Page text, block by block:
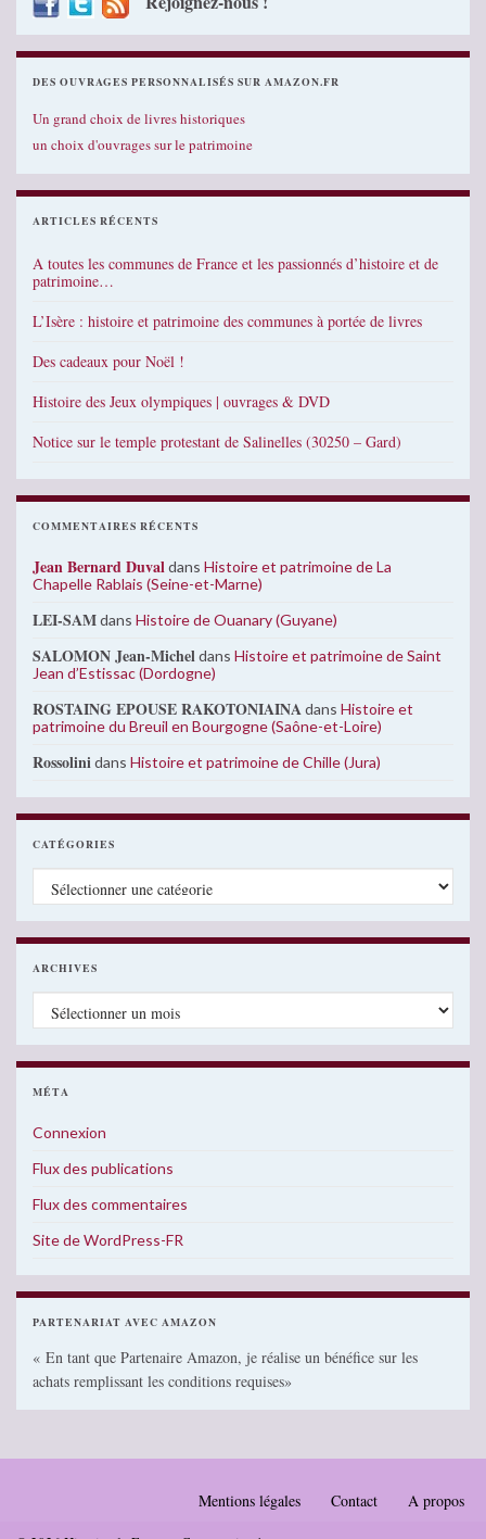
DES OUVRAGES PERSONNALISÉS SUR AMAZON.FR
Un grand choix de livres historiques
un choix d'ouvrages sur le patrimoine
ARTICLES RÉCENTS
A toutes les communes de France et les passionnés d’histoire et de
patrimoine…
L’Isère : histoire et patrimoine des communes à portée de livres
Des cadeaux pour Noël !
Histoire des Jeux olympiques | ouvrages & DVD
Notice sur le temple protestant de Salinelles (30250 – Gard)
COMMENTAIRES RÉCENTS
Jean Bernard Duvaldans Histoire et patrimoine de La
Chapelle Rablais (Seine-et-Marne)
LEI-SAMdans Histoire de Ouanary (Guyane)
SALOMON Jean-Micheldans Histoire et patrimoine de Saint
Jean d’Estissac (Dordogne)
ROSTAING EPOUSE RAKOTONIAINAdans Histoire et
patrimoine du Breuil en Bourgogne (Saône-et-Loire)
Rossolinidans Histoire et patrimoine de Chille (Jura)
CATÉGORIES
Catégories
ARCHIVES
Archives
MÉTA
Connexion
Flux des publications
Flux des commentaires
Site de WordPress-FR
PARTENARIAT AVEC AMAZON
« En tant que Partenaire Amazon, je réalise un bénéfice sur les
achats remplissant les conditions requises»
Mentions légales Contact A propos